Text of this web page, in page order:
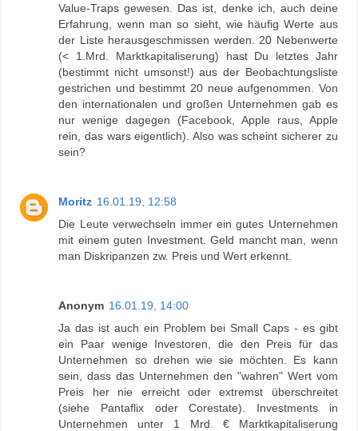
Value-Traps gewesen. Das ist, denke ich, auch deine
Erfahrung, wenn man so sieht, wie häufig Werte aus
der Liste herausgeschmissen werden. 20 Nebenwerte
(< 1.Mrd. Marktkapitaliserung) hast Du letztes Jahr
(bestimmt nicht umsonst!) aus der Beobachtungsliste
gestrichen und bestimmt 20 neue aufgenommen. Von
den internationalen und großen Unternehmen gab es
nur wenige dagegen (Facebook, Apple raus, Apple
rein, das wars eigentlich). Also was scheint sicherer zu
sein?
Moritz 16.01.19, 12:58
Die Leute verwechseln immer ein gutes Unternehmen
mit einem guten Investment. Geld mancht man, wenn
man Diskripanzen zw. Preis und Wert erkennt.
Anonym 16.01.19, 14:00
Ja das ist auch ein Problem bei Small Caps - es gibt
ein Paar wenige Investoren, die den Preis für das
Unternehmen so drehen wie sie möchten. Es kann
sein, dass das Unternehmen den "wahren" Wert vom
Preis her nie erreicht oder extremst überschreitet
(siehe Pantaflix oder Corestate). Investments in
Unternehmen unter 1 Mrd. € Marktkapitaliserung